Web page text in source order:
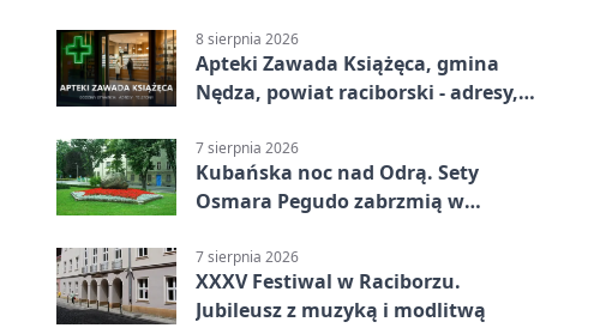
8 sierpnia 2026
Apteki Zawada Książęca, gmina
Nędza, powiat raciborski - adresy,
7 sierpnia 2026
Kubańska noc nad Odrą. Sety
Osmara Pegudo zabrzmią w
7 sierpnia 2026
XXXV Festiwal w Raciborzu.
Jubileusz z muzyką i modlitwą